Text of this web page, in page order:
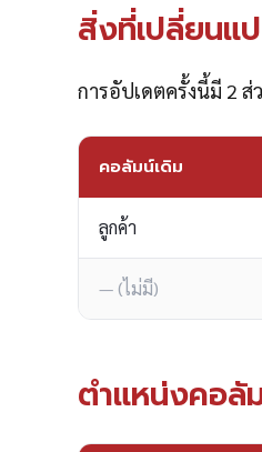
สิ่งที่เปลี่ยนแ
การอัปเดตครั้งนี้มี 2
คอลัมน์เดิม
ลูกค้า
— (ไม่มี)
ตำแหน่งคอลั